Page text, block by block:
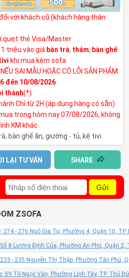
với khách cũ (khách hàng thân
quẹt thẻ Visa/Master
triệu vào giá bàn trà, thảm, bàn ghế
khi mua kèm sofa
SAI MẪU HOẶC CÓ LỖI SẢN PHẨM
đến 10/08/2026
thành(*)
Chỉ từ 2H (áp dụng hàng có sẵn)
trong hôm nay 07/08/2026, không
KM khác
, bàn ghế ăn, giường - tủ, kệ tivi
LẠI TƯ VẤN SHARE
Gửi
ZSOFA
: 274 - 276 Ngô Gia Tự, Phường 4, Quận 10, TP.
8 Lương Định Của, Phường An Phú, Quận 2,
- 235 Nguyễn Thị Thập, Phường Tân Phú,
: 59 Tô Ngọc Vân, Phường Linh Tây, TP. Thủ